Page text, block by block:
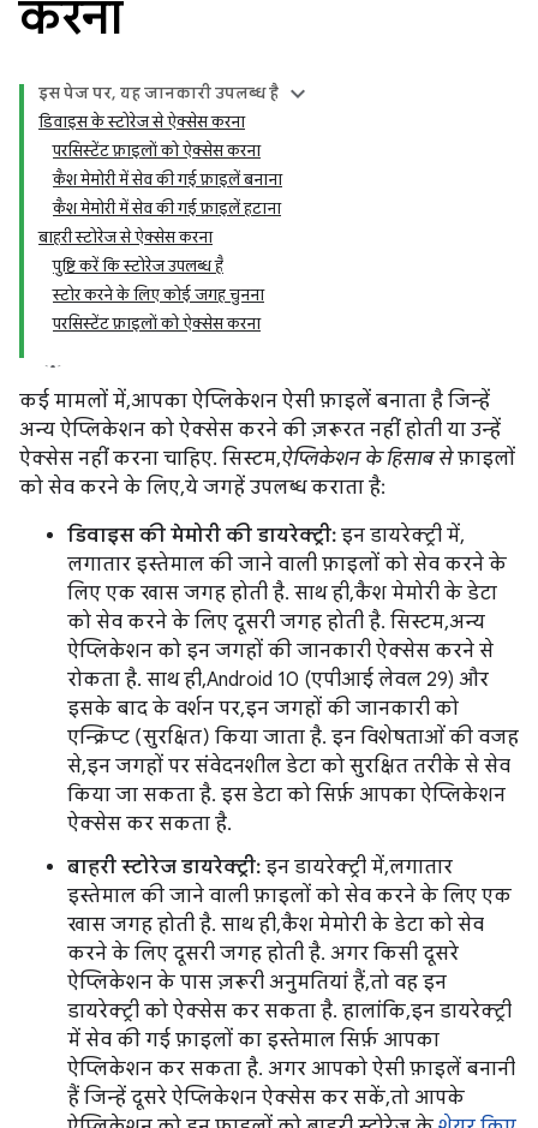
करना
इस पेज पर, यह जानकारी उपलब्ध है
डिवाइस के स्टोरेज से ऐक्सेस करना
परसिस्टेंट फ़ाइलों को ऐक्सेस करना
कैश मेमोरी में सेव की गई फ़ाइलें बनाना
कैश मेमोरी में सेव की गई फ़ाइलें हटाना
बाहरी स्टोरेज से ऐक्सेस करना
पुष्टि करें कि स्टोरेज उपलब्ध है
स्टोर करने के लिए कोई जगह चुनना
परसिस्टेंट फ़ाइलों को ऐक्सेस करना
कई मामलों में, आपका ऐप्लिकेशन ऐसी फ़ाइलें बनाता है जिन्हें
अन्य ऐप्लिकेशन को ऐक्सेस करने की ज़रूरत नहीं होती या उन्हें
ऐक्सेस नहीं करना चाहिए. सिस्टम,ऐप्लिकेशन के हिसाब सेफ़ाइलों
को सेव करने के लिए, ये जगहें उपलब्ध कराता है:
डिवाइस की मेमोरी की डायरेक्ट्री: इन डायरेक्ट्री में,
लगातार इस्तेमाल की जाने वाली फ़ाइलों को सेव करने के
लिए एक खास जगह होती है. साथ ही, कैश मेमोरी के डेटा
को सेव करने के लिए दूसरी जगह होती है. सिस्टम, अन्य
ऐप्लिकेशन को इन जगहों की जानकारी ऐक्सेस करने से
रोकता है. साथ ही, Android 10 (एपीआई लेवल 29) और
इसके बाद के वर्शन पर, इन जगहों की जानकारी को
एन्क्रिप्ट (सुरक्षित) किया जाता है. इन विशेषताओं की वजह
से, इन जगहों पर संवेदनशील डेटा को सुरक्षित तरीके से सेव
किया जा सकता है. इस डेटा को सिर्फ़ आपका ऐप्लिकेशन
ऐक्सेस कर सकता है.
बाहरी स्टोरेज डायरेक्ट्री: इन डायरेक्ट्री में, लगातार
इस्तेमाल की जाने वाली फ़ाइलों को सेव करने के लिए एक
खास जगह होती है. साथ ही, कैश मेमोरी के डेटा को सेव
करने के लिए दूसरी जगह होती है. अगर किसी दूसरे
ऐप्लिकेशन के पास ज़रूरी अनुमतियां हैं, तो वह इन
डायरेक्ट्री को ऐक्सेस कर सकता है. हालांकि, इन डायरेक्ट्री
में सेव की गई फ़ाइलों का इस्तेमाल सिर्फ़ आपका
ऐप्लिकेशन कर सकता है. अगर आपको ऐसी फ़ाइलें बनानी
हैं जिन्हें दूसरे ऐप्लिकेशन ऐक्सेस कर सकें, तो आपके